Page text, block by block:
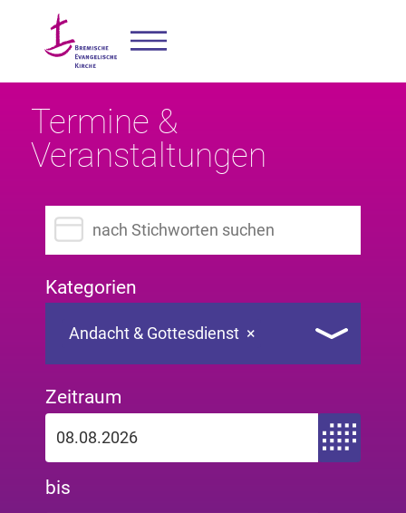
Termine &
Veranstaltungen
Suchbegriff eingeben
Kategorien
×
Andacht & Gottesdienst
Zeitraum
Zeitraum von
bis